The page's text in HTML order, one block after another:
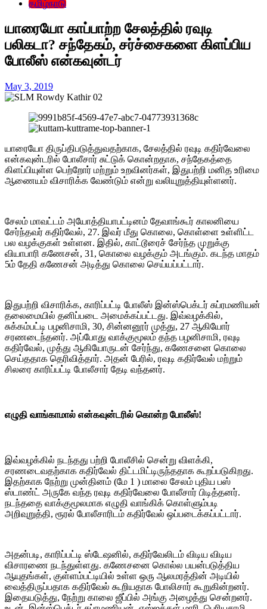
தமிழ்நாடு
யாரையோ காப்பாற்ற சேலத்தில் ரவுடி
பலிகடா? சந்தேகம், சர்ச்சைகளை கிளப்பிய
போலீஸ் என்கவுன்டர்
May 3, 2019
யாரையோ திருப்திபடுத்துவதற்காக, சேலத்தில் ரவுடி கதிர்வேலை
என்கவுன்டரில் போலீசார் சுட்டுக் கொன்றதாக, சந்தேகத்தை
கிளப்பியுள்ள பெற்றோர் மற்றும் உறவினர்கள், இதுபற்றி மனித உரிமை
ஆணையம் விசாரிக்க வேண்டும் என்று வலியுறுத்தியுள்ளனர்.
சேலம் மாவட்டம் அயோத்தியாபட்டினம் தேவாங்கூர் காலனியை
சேர்ந்தவர் கதிர்வேல், 27. இவர் மீது கொலை, கொள்ளை உள்ளிட்ட
பல வழக்குகள் உள்ளன. இதில், காட்டூரைச் சேர்ந்த முறுக்கு
வியாபாரி கணேசன், 31, கொலை வழக்கும் அடங்கும். கடந்த மாதம்
5ம் தேதி கணேசன் அடித்து கொலை செய்யப்பட்டார்.
இதுபற்றி விசாரிக்க, காரிப்பட்டி போலீஸ் இன்ஸ்பெக்டர் சுப்ரமணியன்
தலைமையில் தனிப்படை அமைக்கப்பட்டது. இவ்வழக்கில்,
சுக்கம்பட்டி பழனிசாமி, 30, சின்னனூர் முத்து, 27 ஆகியோர்
சரணடைந்தனர். அப்போது வாக்குமூலம் தந்த பழனிசாமி, ரவுடி
கதிர்வேல், முத்து ஆகியோருடன் சேர்ந்து, கணேசனை கொலை
செய்ததாக தெரிவித்தார். அதன் பேரில், ரவுடி கதிர்வேல் மற்றும்
சிலரை காரிப்பட்டி போலீசார் தேடி வந்தனர்.
எழுதி வாங்காமால் என்கவுன்டரில் கொன்ற போலீஸ்!
இவ்வழக்கில் நடந்தது பற்றி போலீசில் சென்று விளக்கி,
சரணடைவதற்காக கதிர்வேல் திட்டமிட்டிருந்ததாக கூறப்படுகிறது.
இதற்காக நேற்று முன்தினம் (மே 1 ) மாலை சேலம் புதிய பஸ்
ஸ்டாண்ட் அருகே வந்த ரவுடி கதிர்வேலை போலீசார் பிடித்தனர்.
நடந்ததை வாக்குமூலமாக எழுதி வாங்கிக் கொள்ளும்படி
அறிவுறுத்தி, ரூரல் போலீசாரிடம் கதிர்வேல் ஒப்படைக்கப்பட்டார்.
அதன்படி, காரிப்பட்டி ஸ்டேஷனில், கதிர்வேலிடம் விடிய விடிய
விசாரணை நடந்துள்ளது. கணேசனை கொல்ல பயன்படுத்திய
ஆயுதங்கள், குள்ளம்பட்டியில் உள்ள ஒரு ஆலமரத்தின் அடியில்
வைத்திருப்பதாக கதிர்வேல் கூறியதாக போலிசார் கூறுகின்றனர்.
இதையடுத்து, நேற்று காலை ஜீப்பில் அங்கு அழைத்து சென்றனர்.